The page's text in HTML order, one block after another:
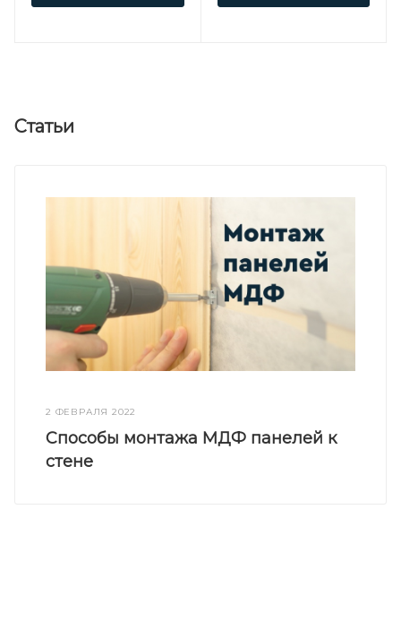
Статьи
2 ФЕВРАЛЯ 2022
Способы монтажа МДФ панелей к
стене